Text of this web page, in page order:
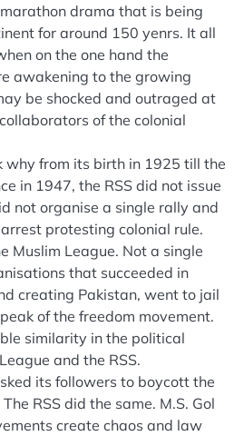
drama that is being
for around 150 yenrs. It all
on the one hand the
awakening to the growing
be shocked and outraged at
of the colonial
why from its birth in 1925 till the
in 1947, the RSS did not issue
not organise a single rally and
protesting colonial rule.
Muslim League. Not a single
that succeeded in
creating Pakistan, went to jail
of the freedom movement.
similarity in the political
and the RSS.
its followers to boycott the
RSS did the same. M.S. Gol
create chaos and law